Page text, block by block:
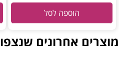
הוספה לסל
מוצרים אחרונים שנצפו